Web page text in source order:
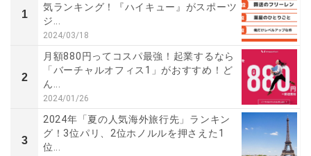
1
気ランキング！『ハイキュー』がスポーツ
ジ...
2024/03/18
2
月額880円ってコスパ最強！起業するなら
「バーチャルオフィス1」がおすすめ！ど
ん...
2024/01/26
3
2024年「夏の人気海外旅行先」ランキン
グ！3位パリ、2位ホノルルを押さえた1
位...